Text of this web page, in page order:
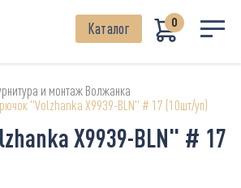
Каталог 0
и монтаж Волжанка
"Volzhanka X9939-BLN" # 17 (10шт/уп)
X9939-BLN" # 17